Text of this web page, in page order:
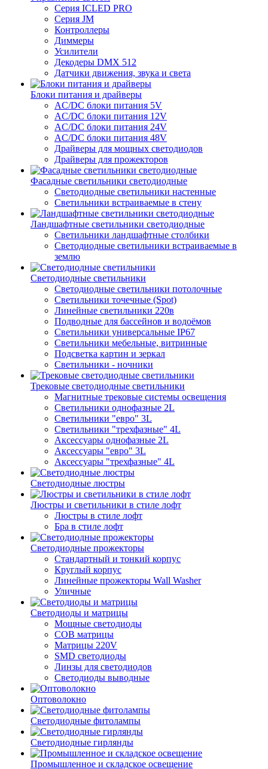
Серия ICLED PRO
Серия JM
Контроллеры
Диммеры
Усилители
Декодеры DMX 512
Датчики движения, звука и света
Блоки питания и драйверы
AC/DC блоки питания 5V
AC/DC блоки питания 12V
AC/DC блоки питания 24V
AC/DC блоки питания 48V
Драйверы для мощных светодиодов
Драйверы для прожекторов
Фасадные светильники светодиодные
Светодиодные светильники настенные
Светильники встраиваемые в стену
Ландшафтные светильники светодиодные
Светильники ландшафтные столбики
Светодиодные светильники встраиваемые в
землю
Светодиодные светильники
Светодиодные светильники потолочные
Светильники точечные (Spot)
Линейные светильники 220в
Подводные для бассейнов и водоёмов
Светильники универсальные IP67
Светильники мебельные, витринные
Подсветка картин и зеркал
Светильники - ночники
Трековые светодиодные светильники
Магнитные трековые системы освещения
Светильники однофазные 2L
Светильники "евро" 3L
Светильники "трехфазные" 4L
Аксессуары однофазные 2L
Аксессуары "евро" 3L
Аксессуары "трехфазные" 4L
Светодиодные люстры
Люстры и светильники в стиле лофт
Люстры в стиле лофт
Бра в стиле лофт
Светодиодные прожекторы
Стандартный и тонкий корпус
Круглый корпус
Линейные прожекторы Wall Washer
Уличные
Светодиоды и матрицы
Мощные светодиоды
COB матрицы
Матрицы 220V
SMD светодиоды
Линзы для светодиодов
Светодиоды выводные
Оптоволокно
Светодиодные фитолампы
Светодиодные гирлянды
Промышленное и складское освещение